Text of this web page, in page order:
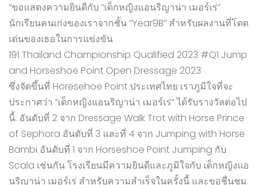
“ขอแสดงความยินดีกับ “เด็กหญิงแอนริญาน่า เมอร์เร่”
นักเรียนคนเก่งของเราจากชั้น “Year9B” สำหรับผลงานที่โดด
เด่นของเธอในการแข่งขัน
191 Thailand Championship Qualified 2023 #Q1 Jump
and Horseshoe Point Open Dressage 2023
ซึ่งจัดขึ้นที่ Horesehoe Point ประเทศไทย เราภูมิใจที่จะ
ประกาศว่า “เด็กหญิงแอนริญาน่า เมอร์เร่” ได้รับรางวัลต่อไป
นี้: อันดับที่ 2 จาก Dressage Walk Trot with Horse Prince
of Sephora อันดับที่ 3 และที่ 4 จาก Jumping with Horse
Bambi อันดับที่ 1 จาก Horseshoe Point Jumping กับ
Scala เช่นกัน โรงเรียนมีความยินดีและภูมิใจกับ เด็กหญิงแอ
นริญาน่า เมอร์เร่ สำหรับความสำเร็จในครั้งนี้ และขอชื่นชม